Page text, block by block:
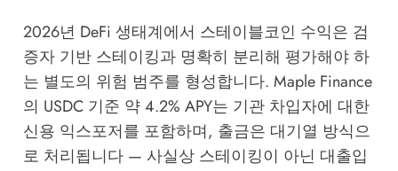
2026년 DeFi 생태계에서 스테이블코인 수익은 검
증자 기반 스테이킹과 명확히 분리해 평가해야 하
는 별도의 위험 범주를 형성합니다. Maple Finance
의 USDC 기준 약 4.2% APY는 기관 차입자에 대한
신용 익스포저를 포함하며, 출금은 대기열 방식으
로 처리됩니다 — 사실상 스테이킹이 아닌 대출입